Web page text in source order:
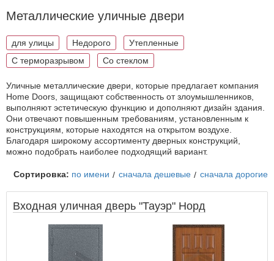
Металлические уличные двери
для улицы Недорого
Утепленные
С терморазрывом
Со стеклом
Уличные металлические двери, которые предлагает компания
Home Doors, защищают собственность от злоумышленников,
выполняют эстетическую функцию и дополняют дизайн здания.
Они отвечают повышенным требованиям, установленным к
конструкциям, которые находятся на открытом воздухе.
Благодаря широкому ассортименту дверных конструкций,
можно подобрать наиболее подходящий вариант.
Сортировка: по имени сначала дешевые сначала дорогие
Входная уличная дверь "Тауэр" Норд